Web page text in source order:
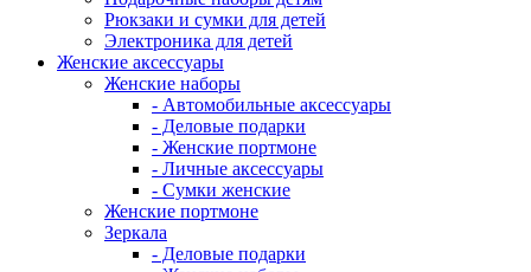
Рюкзаки и сумки для детей
Электроника для детей
Женские аксессуары
Женские наборы
- Автомобильные аксессуары
- Деловые подарки
- Женские портмоне
- Личные аксессуары
- Сумки женские
Женские портмоне
Зеркала
- Деловые подарки